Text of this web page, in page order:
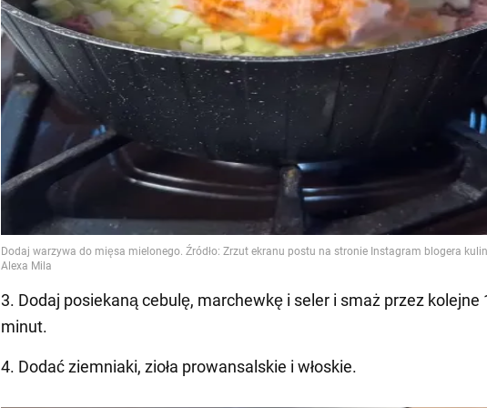
3. Dodaj posiekaną cebulę, marchewkę i seler i smaż przez kolejne
minut.
4. Dodać ziemniaki, zioła prowansalskie i włoskie.